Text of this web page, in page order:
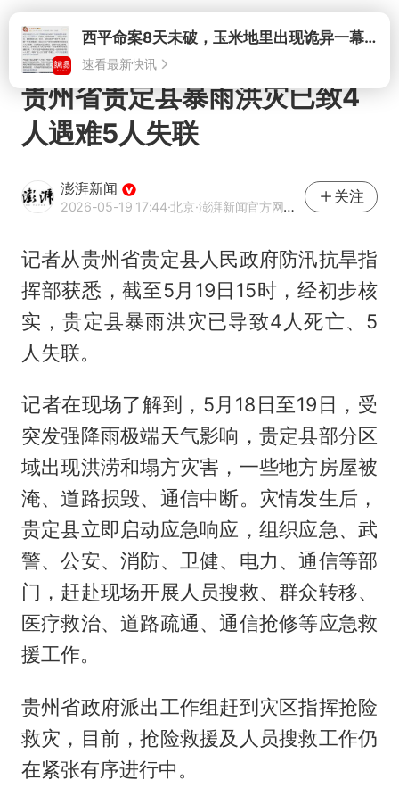
打开西平命案8天未破，玉米地里出现诡异一幕，我突然想起了欧金中
速看最新快讯
贵州省贵定县暴雨洪灾已致4
人遇难5人失联
澎湃新闻
2026-05-19 17:44·北京·澎湃新闻官方网易号
关注
记者从贵州省贵定县人民政府防汛抗旱指
挥部获悉，截至5月19日15时，经初步核
实，贵定县暴雨洪灾已导致4人死亡、5
人失联。
记者在现场了解到，5月18日至19日，受
突发强降雨极端天气影响，贵定县部分区
域出现洪涝和塌方灾害，一些地方房屋被
淹、道路损毁、通信中断。灾情发生后，
贵定县立即启动应急响应，组织应急、武
警、公安、消防、卫健、电力、通信等部
门，赶赴现场开展人员搜救、群众转移、
医疗救治、道路疏通、通信抢修等应急救
援工作。
贵州省政府派出工作组赶到灾区指挥抢险
救灾，目前，抢险救援及人员搜救工作仍
在紧张有序进行中。